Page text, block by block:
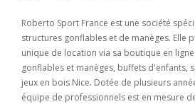
Roberto Sport France est une société
structures gonflables et de manèges. Elle
unique de location via sa boutique en
gonflables et manèges, buffets d'enfants,
jeux en bois Nice. Dotée de plusieurs
équipe de professionnels est en mesure